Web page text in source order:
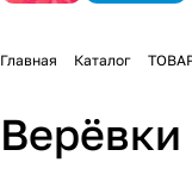
Главная Каталог